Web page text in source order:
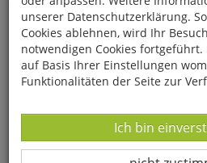
Vogel des Jahres 2022
unserer Datenschutzerklärung.
Cookies ablehnen, wird Ihr
notwendigen Cookies fortgeführt.
auf Basis Ihrer Einstellungen
Funktionalitäten der Seite zur
Ich bin